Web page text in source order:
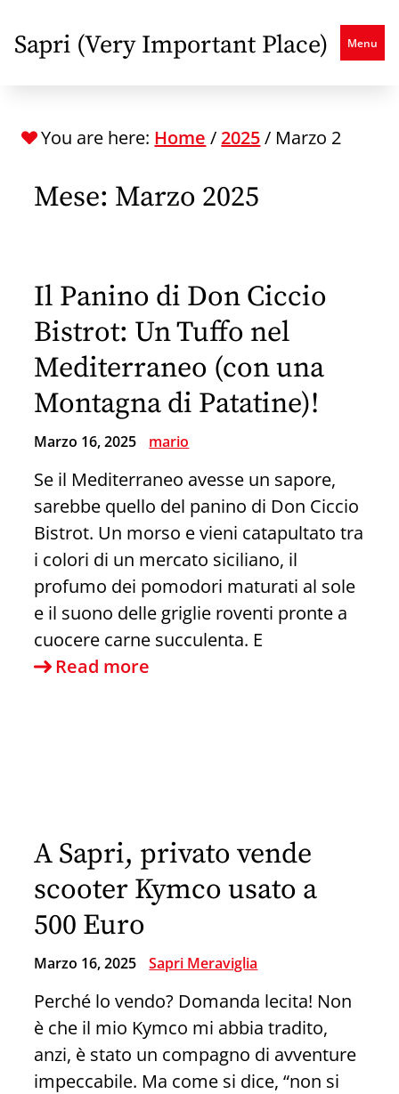
to
main
Sapri (Very Important Place) Menu
You are here: Home /2025/ Marzo 2
Mese: Marzo 2025
Il Panino di Don Ciccio
Bistrot: Un Tuffo nel
Mediterraneo (con una
Montagna di Patatine)!
Marzo 16, 2025 mario
Se il Mediterraneo avesse un sapore,
sarebbe quello del panino di Don Ciccio
Bistrot. Un morso e vieni catapultato tra
i colori di un mercato siciliano, il
profumo dei pomodori maturati al sole
e il suono delle griglie roventi pronte a
cuocere carne succulenta. E
Read more
Tuffo
nel
Mediterraneo
una
di
Patatine)!
A Sapri, privato vende
scooter Kymco usato a
500 Euro
Marzo 16, 2025 Sapri Meraviglia
Perché lo vendo? Domanda lecita! Non
è che il mio Kymco mi abbia tradito,
anzi, è stato un compagno di avventure
impeccabile. Ma come si dice, “non si